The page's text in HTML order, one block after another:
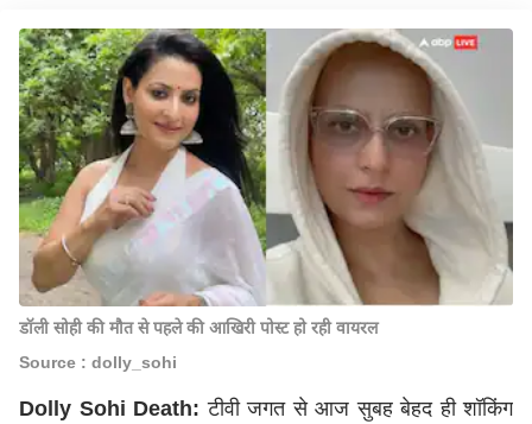
डॉली सोही की मौत से पहले की आखिरी पोस्ट हो रही वायरल
Source : dolly_sohi
Dolly Sohi Death: टीवी जगत से आज सुबह बेहद ही शॉकिंग